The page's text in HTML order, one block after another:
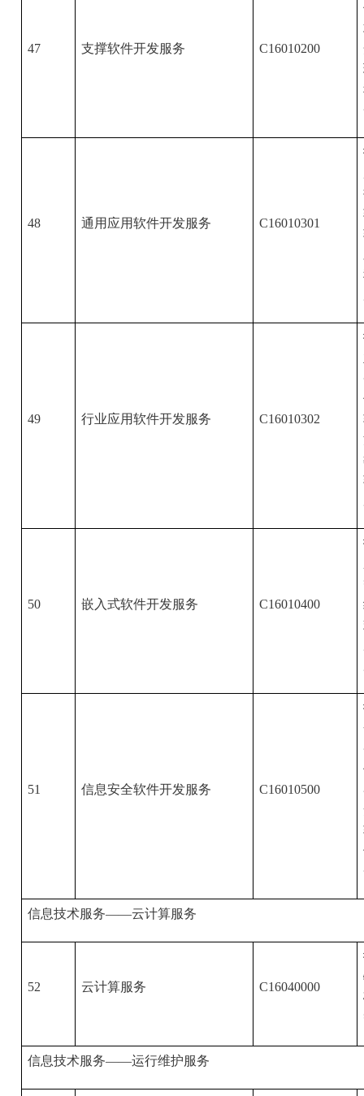
47 支撑软件开发服务 C16010200
48 通用应用软件开发服务 C16010301
49 行业应用软件开发服务 C16010302
50 嵌入式软件开发服务 C16010400
51 信息安全软件开发服务 C16010500
信息技术服务——云计算服务
52 云计算服务 C16040000
信息技术服务——运行维护服务